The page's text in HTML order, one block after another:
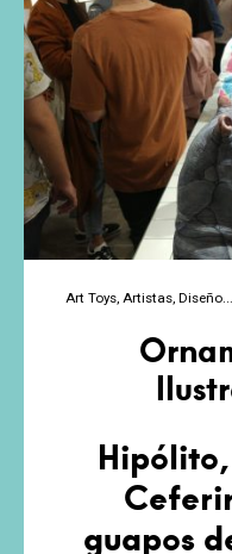
colectiva
de
creadores
submundos
plásticos
Art Toys Artistas Diseño
guapos